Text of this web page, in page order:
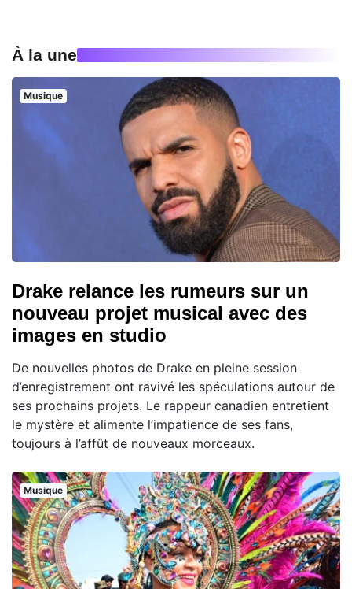
À la une
Musique
Drake relance les rumeurs sur un
nouveau projet musical avec des
images en studio
De nouvelles photos de Drake en pleine session
d’enregistrement ont ravivé les spéculations autour de
ses prochains projets. Le rappeur canadien entretient
le mystère et alimente l’impatience de ses fans,
toujours à l’affût de nouveaux morceaux.
Musique